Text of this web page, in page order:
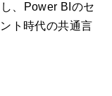
、Power BIのセ
ト時代の共通言